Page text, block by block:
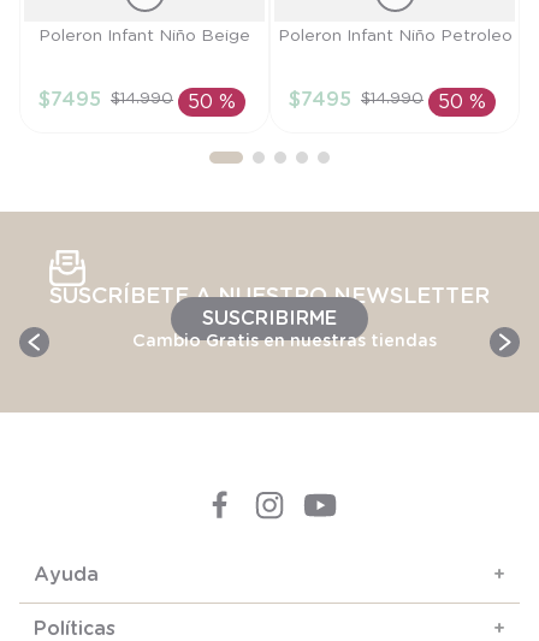
Talla
AÑADIR AL
Poleron Infant Niño Beige
$7495 $14.990 50 %
Talla
AÑADIR AL
Poleron Infant Niño Petroleo
$7495 $14.990 50 %
SUSCRÍBETE A NUESTRO NEWSLETTER
SUSCRIBIRME
Cambio Gratis en nuestras tiendas
Ayuda +
Políticas +